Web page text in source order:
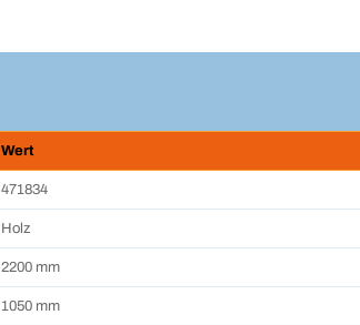
Wert
471834
Holz
2200 mm
1050 mm